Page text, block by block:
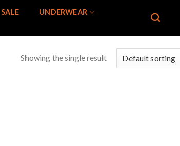
SALE
UNDERWEAR
Showing the single result